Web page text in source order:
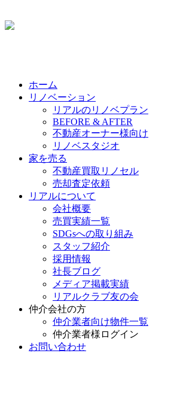
ホーム
リノベーション
リアルのリノベプラン
BEFORE & AFTER
不動産オーナー様向け
リノベスタジオ
家を売る
不動産買取リノセル
売却査定依頼
リアルについて
会社概要
売買実績一覧
SDGsへの取り組み
スタッフ紹介
採用情報
社長ブログ
メディア掲載実績
リアルクラブ友の会
仲介会社の方
仲介業者向け物件一覧
仲介業者様ログイン
お問い合わせ